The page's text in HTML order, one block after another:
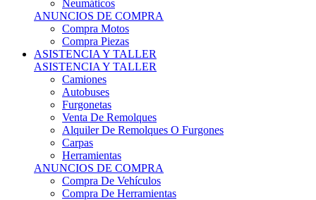
Neumáticos
ANUNCIOS DE COMPRA
Compra Motos
Compra Piezas
ASISTENCIA Y TALLER
ASISTENCIA Y TALLER
Camiones
Autobuses
Furgonetas
Venta De Remolques
Alquiler De Remolques O Furgones
Carpas
Herramientas
ANUNCIOS DE COMPRA
Compra De Vehículos
Compra De Herramientas